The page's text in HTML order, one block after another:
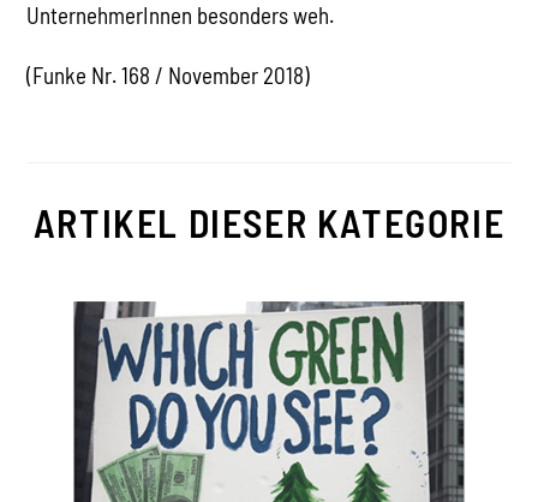
UnternehmerInnen besonders weh.
(Funke Nr. 168 / November 2018)
ARTIKEL DIESER KATEGORIE